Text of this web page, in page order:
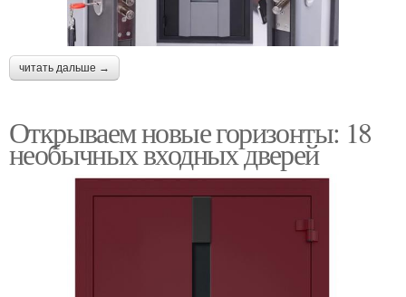
читать дальше →
Открываем новые горизонты: 18
необычных входных дверей